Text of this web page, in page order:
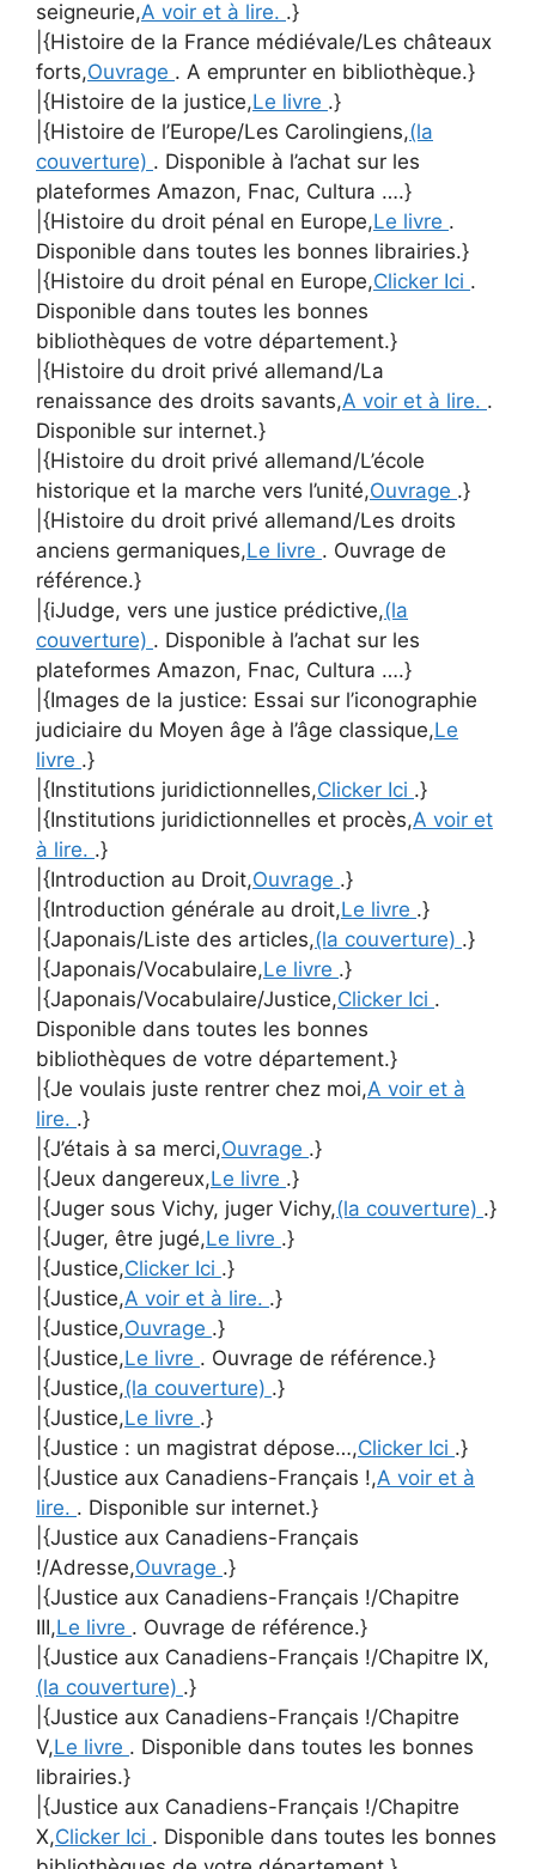
seigneurie,A voir et à lire. .}
|{Histoire de la France médiévale/Les châteaux
forts,Ouvrage . A emprunter en bibliothèque.}
|{Histoire de la justice,Le livre .}
|{Histoire de l’Europe/Les Carolingiens,(la
couverture) . Disponible à l’achat sur les
plateformes Amazon, Fnac, Cultura ….}
|{Histoire du droit pénal en Europe,Le livre .
Disponible dans toutes les bonnes librairies.}
|{Histoire du droit pénal en Europe,Clicker Ici .
Disponible dans toutes les bonnes
bibliothèques de votre département.}
|{Histoire du droit privé allemand/La
renaissance des droits savants,A voir et à lire. .
Disponible sur internet.}
|{Histoire du droit privé allemand/L’école
historique et la marche vers l’unité,Ouvrage .}
|{Histoire du droit privé allemand/Les droits
anciens germaniques,Le livre . Ouvrage de
référence.}
|{iJudge, vers une justice prédictive,(la
couverture) . Disponible à l’achat sur les
plateformes Amazon, Fnac, Cultura ….}
|{Images de la justice: Essai sur l’iconographie
judiciaire du Moyen âge à l’âge classique,Le
livre .}
|{Institutions juridictionnelles,Clicker Ici .}
|{Institutions juridictionnelles et procès,A voir et
à lire. .}
|{Introduction au Droit,Ouvrage .}
|{Introduction générale au droit,Le livre .}
|{Japonais/Liste des articles,(la couverture) .}
|{Japonais/Vocabulaire,Le livre .}
|{Japonais/Vocabulaire/Justice,Clicker Ici .
Disponible dans toutes les bonnes
bibliothèques de votre département.}
|{Je voulais juste rentrer chez moi,A voir et à
lire. .}
|{J’étais à sa merci,Ouvrage .}
|{Jeux dangereux,Le livre .}
|{Juger sous Vichy, juger Vichy,(la couverture) .}
|{Juger, être jugé,Le livre .}
|{Justice,Clicker Ici .}
|{Justice,A voir et à lire. .}
|{Justice,Ouvrage .}
|{Justice,Le livre . Ouvrage de référence.}
|{Justice,(la couverture) .}
|{Justice,Le livre .}
|{Justice : un magistrat dépose…,Clicker Ici .}
|{Justice aux Canadiens-Français !,A voir et à
lire. . Disponible sur internet.}
|{Justice aux Canadiens-Français
!/Adresse,Ouvrage .}
|{Justice aux Canadiens-Français !/Chapitre
III,Le livre . Ouvrage de référence.}
|{Justice aux Canadiens-Français !/Chapitre IX,
(la couverture) .}
|{Justice aux Canadiens-Français !/Chapitre
V,Le livre . Disponible dans toutes les bonnes
librairies.}
|{Justice aux Canadiens-Français !/Chapitre
X,Clicker Ici . Disponible dans toutes les bonnes